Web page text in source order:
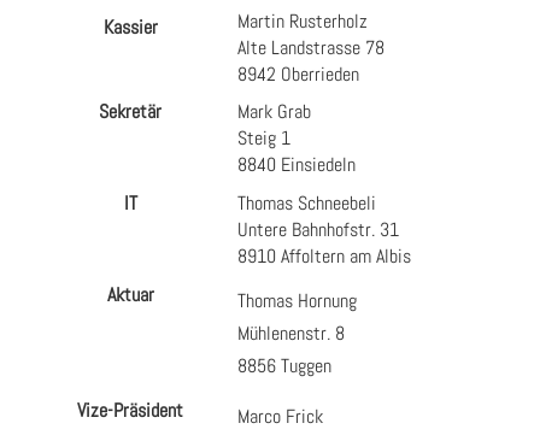
Kassier
Martin Rusterholz
Alte Landstrasse 78
8942 Oberrieden
Sekretär
Mark Grab
Steig 1
8840 Einsiedeln
IT
Thomas Schneebeli
Untere Bahnhofstr. 31
8910 Affoltern am Albis
Aktuar
Thomas Hornung
Mühlenenstr. 8
8856 Tuggen
Vize-Präsident
Marco Frick